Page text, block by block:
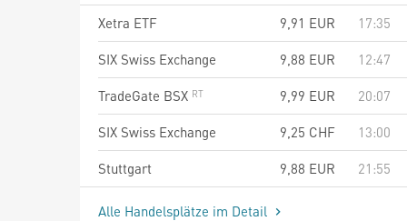
Xetra ETF
9,91 EUR
17:35
SIX Swiss Exchange
9,88 EUR
12:47
TradeGate BSX
9,99 EUR
20:07
SIX Swiss Exchange
9,25 CHF
13:00
Stuttgart
9,88 EUR 21:55
Alle Handelsplätze im Detail